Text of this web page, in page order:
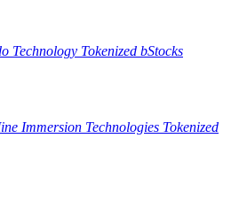
USDC в качестве
Technology Tokenized bStocks
Immersion Technologies Tokenized